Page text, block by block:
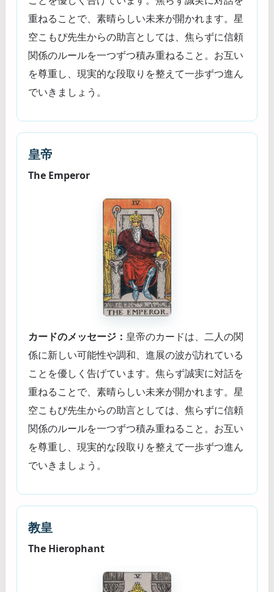
重ねることで、素晴らしい未来が開かれます。星
空こもぴ先生からの助言としては、焦らずに信頼
関係のルールを一つずつ積み重ねること。お互い
を尊重し、現実的な段取りを整えて一歩ずつ進ん
でいきましょう。
皇帝
The Emperor
カードのメッセージ： 皇帝のカードは、二人の関
係に新しい可能性や調和、進展の波が訪れている
ことを優しく告げています。焦らず誠実に対話を
重ねることで、素晴らしい未来が開かれます。星
空こもぴ先生からの助言としては、焦らずに信頼
関係のルールを一つずつ積み重ねること。お互い
を尊重し、現実的な段取りを整えて一歩ずつ進ん
でいきましょう。
教皇
The Hierophant